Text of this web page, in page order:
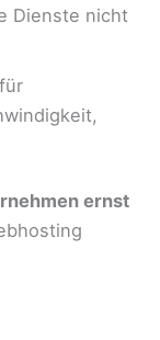
Dienste nicht
ernst